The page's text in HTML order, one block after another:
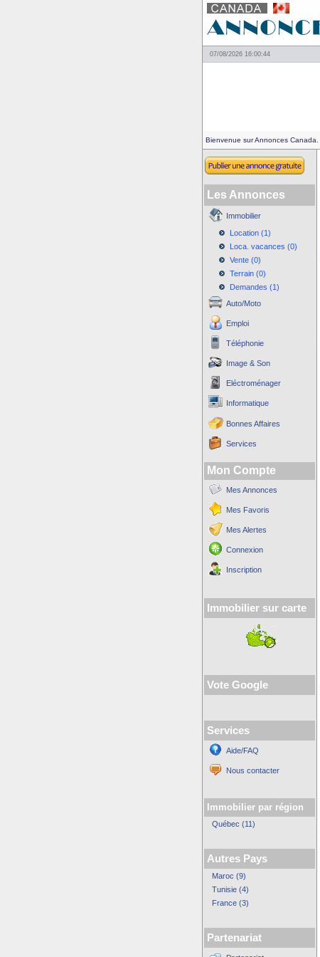
07/08/2026 16:00:44
Bienvenue sur Annonces Canada.
Les Annonces
Immobilier
Location (1)
Loca. vacances (0)
Vente (0)
Terrain (0)
Demandes (1)
Auto/Moto
Emploi
Téléphonie
Image & Son
Eléctroménager
Informatique
Bonnes Affaires
Services
Mon Compte
Mes Annonces
Mes Favoris
Mes Alertes
Connexion
Inscription
Immobilier sur carte
Vote Google
Services
Aide/FAQ
Nous contacter
Immobilier par région
Québec (11)
Autres Pays
Maroc (9)
Tunisie (4)
France (3)
Partenariat